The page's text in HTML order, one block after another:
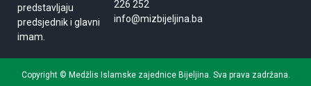
predstavljaju
predsjednik i glavni
imam.
226 252
info@mizbijeljina.ba
Copyright © Medžlis Islamske zajednice Bijeljina. Sva prava zadržana.